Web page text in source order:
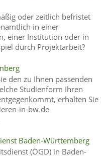
oder zeitlich befristet
in einer
einer Institution oder in
durch Projektarbeit?
den zu Ihnen passenden
Studienform Ihren
erhalten Sie
in-bw.de
Baden-Württemberg
(ÖGD) in Baden-